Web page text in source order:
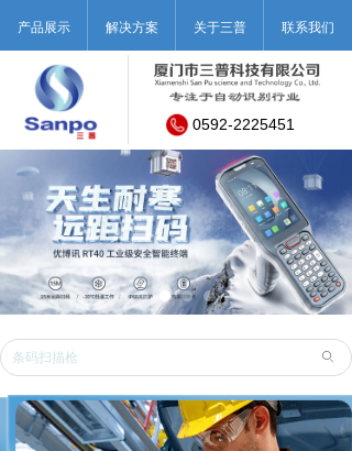
产品展示 解决方案 关于三普 联系我们
0592-2225451
ꄙ